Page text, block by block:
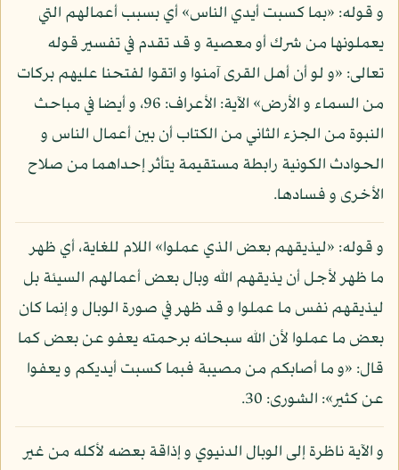
و قوله: «بما كسبت أيدي الناس» أي بسبب أعمالهم التي
يعملونها من شرك أو معصية و قد تقدم في تفسير قوله
تعالى: «و لو أن أهل القرى آمنوا و اتقوا لفتحنا عليهم بركات
من السماء و الأرض» الآية: الأعراف: 96، و أيضا في مباحث
النبوة من الجزء الثاني من الكتاب أن بين أعمال الناس و
الحوادث الكونية رابطة مستقيمة يتأثر إحداهما من صلاح
الأخرى و فسادها.
و قوله: «ليذيقهم بعض الذي عملوا» اللام للغاية، أي ظهر
ما ظهر لأجل أن يذيقهم الله وبال بعض أعمالهم السيئة بل
ليذيقهم نفس ما عملوا و قد ظهر في صورة الوبال و إنما كان
بعض ما عملوا لأن الله سبحانه برحمته يعفو عن بعض كما
قال: «و ما أصابكم من مصيبة فبما كسبت أيديكم و يعفوا
عن كثير»: الشورى: 30.
و الآية ناظرة إلى الوبال الدنيوي و إذاقة بعضه لأكله من غير